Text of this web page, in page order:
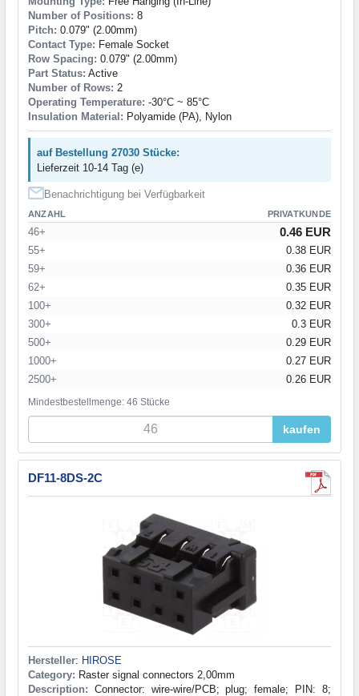
Number of Positions: 8
Pitch: 0.079" (2.00mm)
Contact Type: Female Socket
Row Spacing: 0.079" (2.00mm)
Part Status: Active
Number of Rows: 2
Operating Temperature: -30°C ~ 85°C
Insulation Material: Polyamide (PA), Nylon
auf Bestellung 27030 Stücke:
Lieferzeit 10-14 Tag (e)
Benachrichtigung bei Verfügbarkeit
ANZAHL PRIVATKUNDE
46+ 0.46 EUR
55+
0.38 EUR
59+
0.36 EUR
62+
0.35 EUR
100+
0.32 EUR
300+
0.3 EUR
500+
0.29 EUR
1000+
0.27 EUR
2500+
0.26 EUR
Mindestbestellmenge: 46 Stücke
kaufen
DF11-8DS-2C
Hersteller: HIROSE
Category: Raster signal connectors 2,00mm
Description: Connector: wire-wire/PCB; plug; female; PIN: 8;